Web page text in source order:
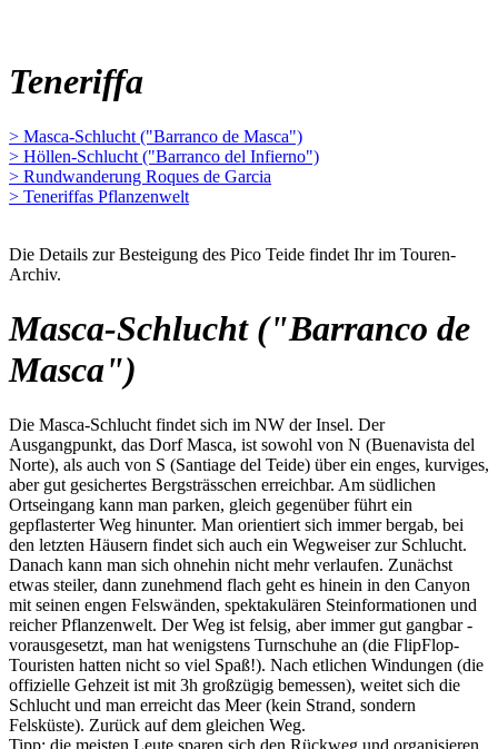
Teneriffa
> Masca-Schlucht ("Barranco de Masca")
> Höllen-Schlucht ("Barranco del Infierno")
> Rundwanderung Roques de Garcia
> Teneriffas Pflanzenwelt
Die Details zur Besteigung des Pico Teide findet Ihr im Touren-
Archiv.
Masca-Schlucht ("Barranco de
Masca")
Die Masca-Schlucht findet sich im NW der Insel. Der
Ausgangpunkt, das Dorf Masca, ist sowohl von N (Buenavista del
Norte), als auch von S (Santiage del Teide) über ein enges, kurviges,
aber gut gesichertes Bergsträsschen erreichbar. Am südlichen
Ortseingang kann man parken, gleich gegenüber führt ein
gepflasterter Weg hinunter. Man orientiert sich immer bergab, bei
den letzten Häusern findet sich auch ein Wegweiser zur Schlucht.
Danach kann man sich ohnehin nicht mehr verlaufen. Zunächst
etwas steiler, dann zunehmend flach geht es hinein in den Canyon
mit seinen engen Felswänden, spektakulären Steinformationen und
reicher Pflanzenwelt. Der Weg ist felsig, aber immer gut gangbar -
vorausgesetzt, man hat wenigstens Turnschuhe an (die FlipFlop-
Touristen hatten nicht so viel Spaß!). Nach etlichen Windungen (die
offizielle Gehzeit ist mit 3h großzügig bemessen), weitet sich die
Schlucht und man erreicht das Meer (kein Strand, sondern
Felsküste). Zurück auf dem gleichen Weg.
Tipp: die meisten Leute sparen sich den Rückweg und organisieren